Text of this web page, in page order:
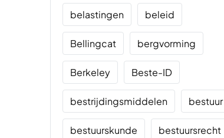
belastingen beleid
Bellingcat bergvorming
Berkeley Beste-ID
bestrijdingsmiddelen bestuur
bestuurskunde bestuursrecht